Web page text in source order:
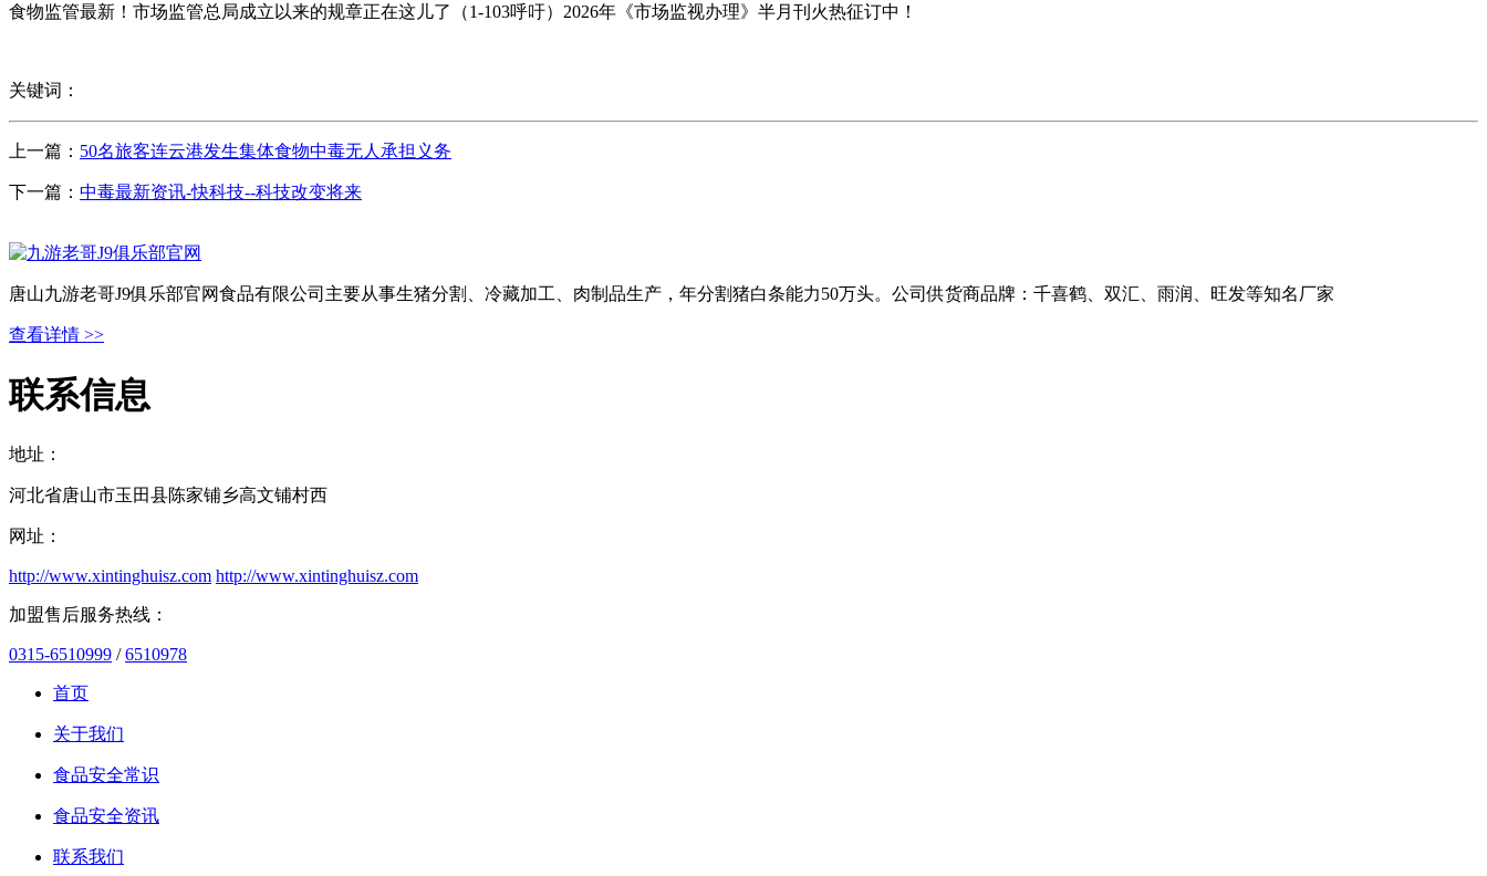
食物监管最新！市场监管总局成立以来的规章正在这儿了（1-103呼吁）2026年《市场监视办理》半月刊火热征订中！
关键词：
上一篇： 50名旅客连云港发生集体食物中毒无人承担义务
下一篇： 中毒最新资讯-快科技--科技改变将来
唐山九游老哥J9俱乐部官网食品有限公司主要从事生猪分割、冷藏加工、肉制品生产，年分割猪白条能力50万头。公司供货商品牌：千喜鹤、双汇、雨润、旺发等知名厂家
查看详情 >>
联系信息
地址：
河北省唐山市玉田县陈家铺乡高文铺村西
网址：
http://www.xintinghuisz.com http://www.xintinghuisz.com
加盟售后服务热线：
0315-6510999 /6510978
首页
关于我们
食品安全常识
食品安全资讯
联系我们